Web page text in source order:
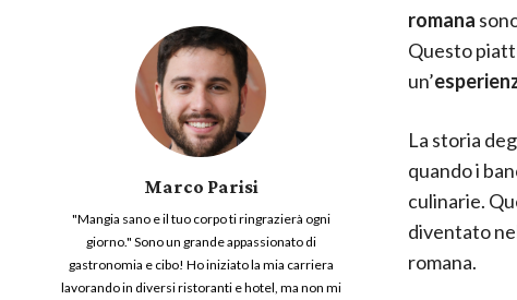
Marco Parisi
"Mangia sano e il tuo corpo ti ringrazierà ogni
giorno." Sono un grande appassionato di
gastronomia e cibo! Ho iniziato la mia carriera
lavorando in diversi ristoranti e hotel, ma non mi
romana
Questo
un’
La storia
quando i
culinarie.
diventato
romana.